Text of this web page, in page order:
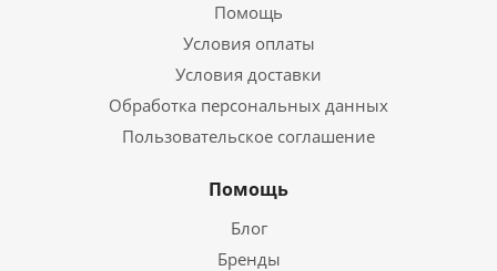
Помощь
Условия оплаты
Условия доставки
Обработка персональных данных
Пользовательское соглашение
Помощь
Блог
Бренды